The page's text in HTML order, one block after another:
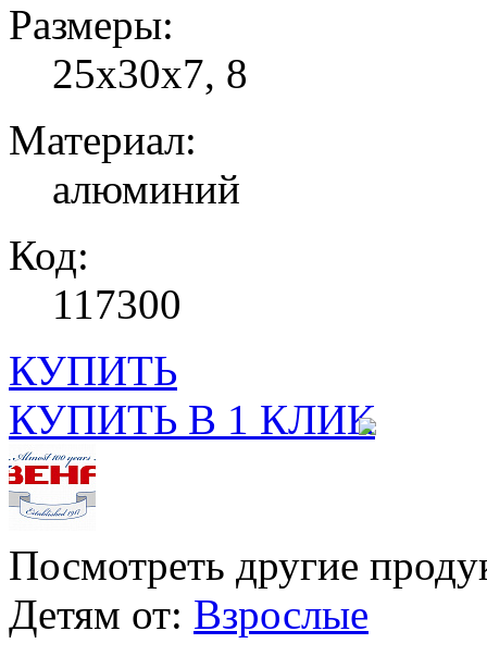
Размеры:
25х30х7, 8
Материал:
алюминий
Код:
117300
КУПИТЬ
КУПИТЬ В 1 КЛИК
Посмотреть другие
Детям от: Взрослые